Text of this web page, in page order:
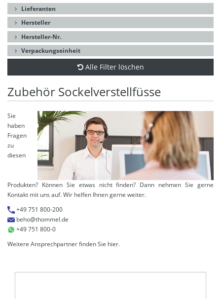
Lieferanten
Hersteller
Hersteller-Nr.
Verpackungseinheit
Alle Filter löschen
Zubehör Sockelverstellfüsse
Sie
haben
Fragen
zu
diesen
Produkten? Können Sie etwas nicht finden? Dann nehmen Sie gerne
Kontakt mit uns auf. Wir helfen Ihnen gerne weiter.
+49 751 800-200
beho@thommel.de
+49 751 800-0
Weitere Ansprechpartner finden Sie hier.